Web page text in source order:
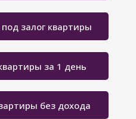
за 1 день
без дохода
залог квартиры